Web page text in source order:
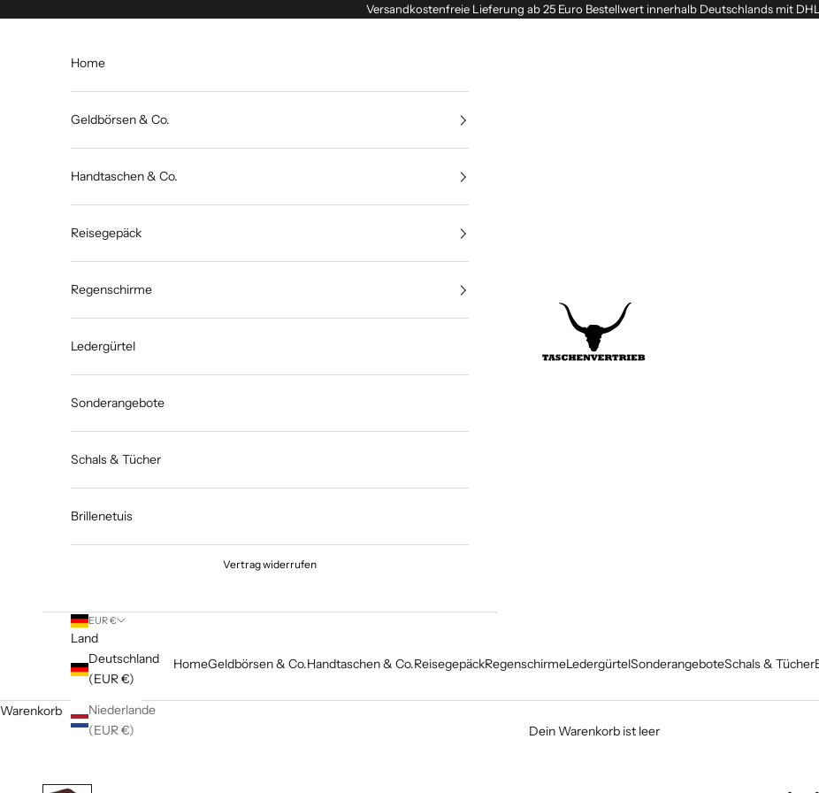
Versandkostenfreie Lieferung ab 25 Euro Bestellwert innerhalb Deutschlands mit
Taschenvertrieb
HomeGeldbörsen & Co.Handtaschen & Co.ReisegepäckRegenschirmeLedergürtelSonderangeboteSchals & Tücher
Home
Geldbörsen & Co.
Handtaschen & Co.
Reisegepäck
Regenschirme
Ledergürtel
Sonderangebote
Schals & Tücher
Brillenetuis
Vertrag widerrufen
EUR €
Land
Deutschland
(EUR €)
Niederlande
(EUR €)
Warenkorb
Dein Warenkorb ist leer